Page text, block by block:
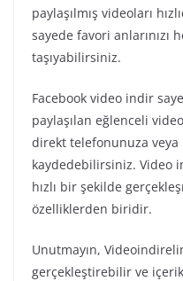
paylaşılmış videoları
sayede favori anlarınızı
taşıyabilirsiniz.
Facebook video indir
paylaşılan eğlenceli
direkt telefonunuza veya
kaydedebilirsiniz. Video
hızlı bir şekilde
özelliklerden biridir.
Unutmayın,
gerçekleştirebilir ve